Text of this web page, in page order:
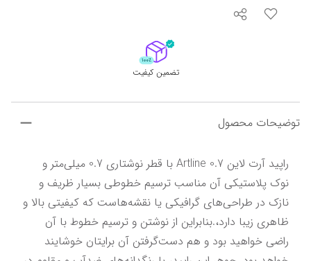
تضمین کیفیت
توضیحات محصول